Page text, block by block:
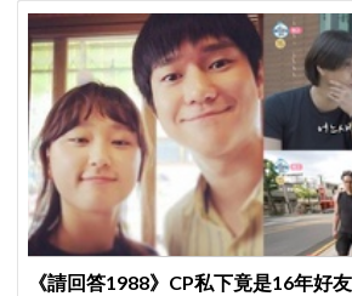
《請回答1988》CP私下竟是16年好